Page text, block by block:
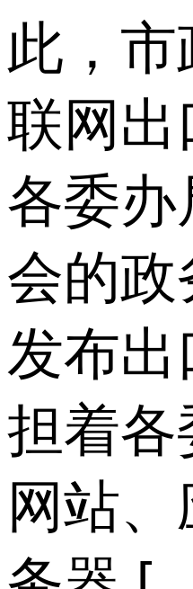
此，市
联网出
各委办
会的政
发布出
担着各
网站